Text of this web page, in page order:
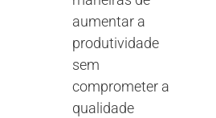
aumentar a
produtividade
sem
comprometer a
qualidade